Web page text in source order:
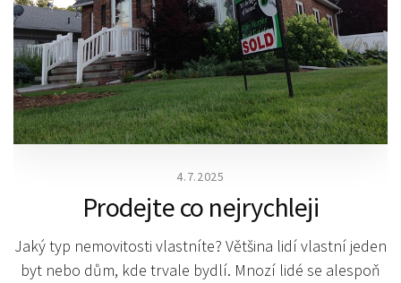
4.7.2025
Prodejte co nejrychleji
Jaký typ nemovitosti vlastníte? Většina lidí vlastní jeden
byt nebo dům, kde trvale bydlí. Mnozí lidé se alespoň